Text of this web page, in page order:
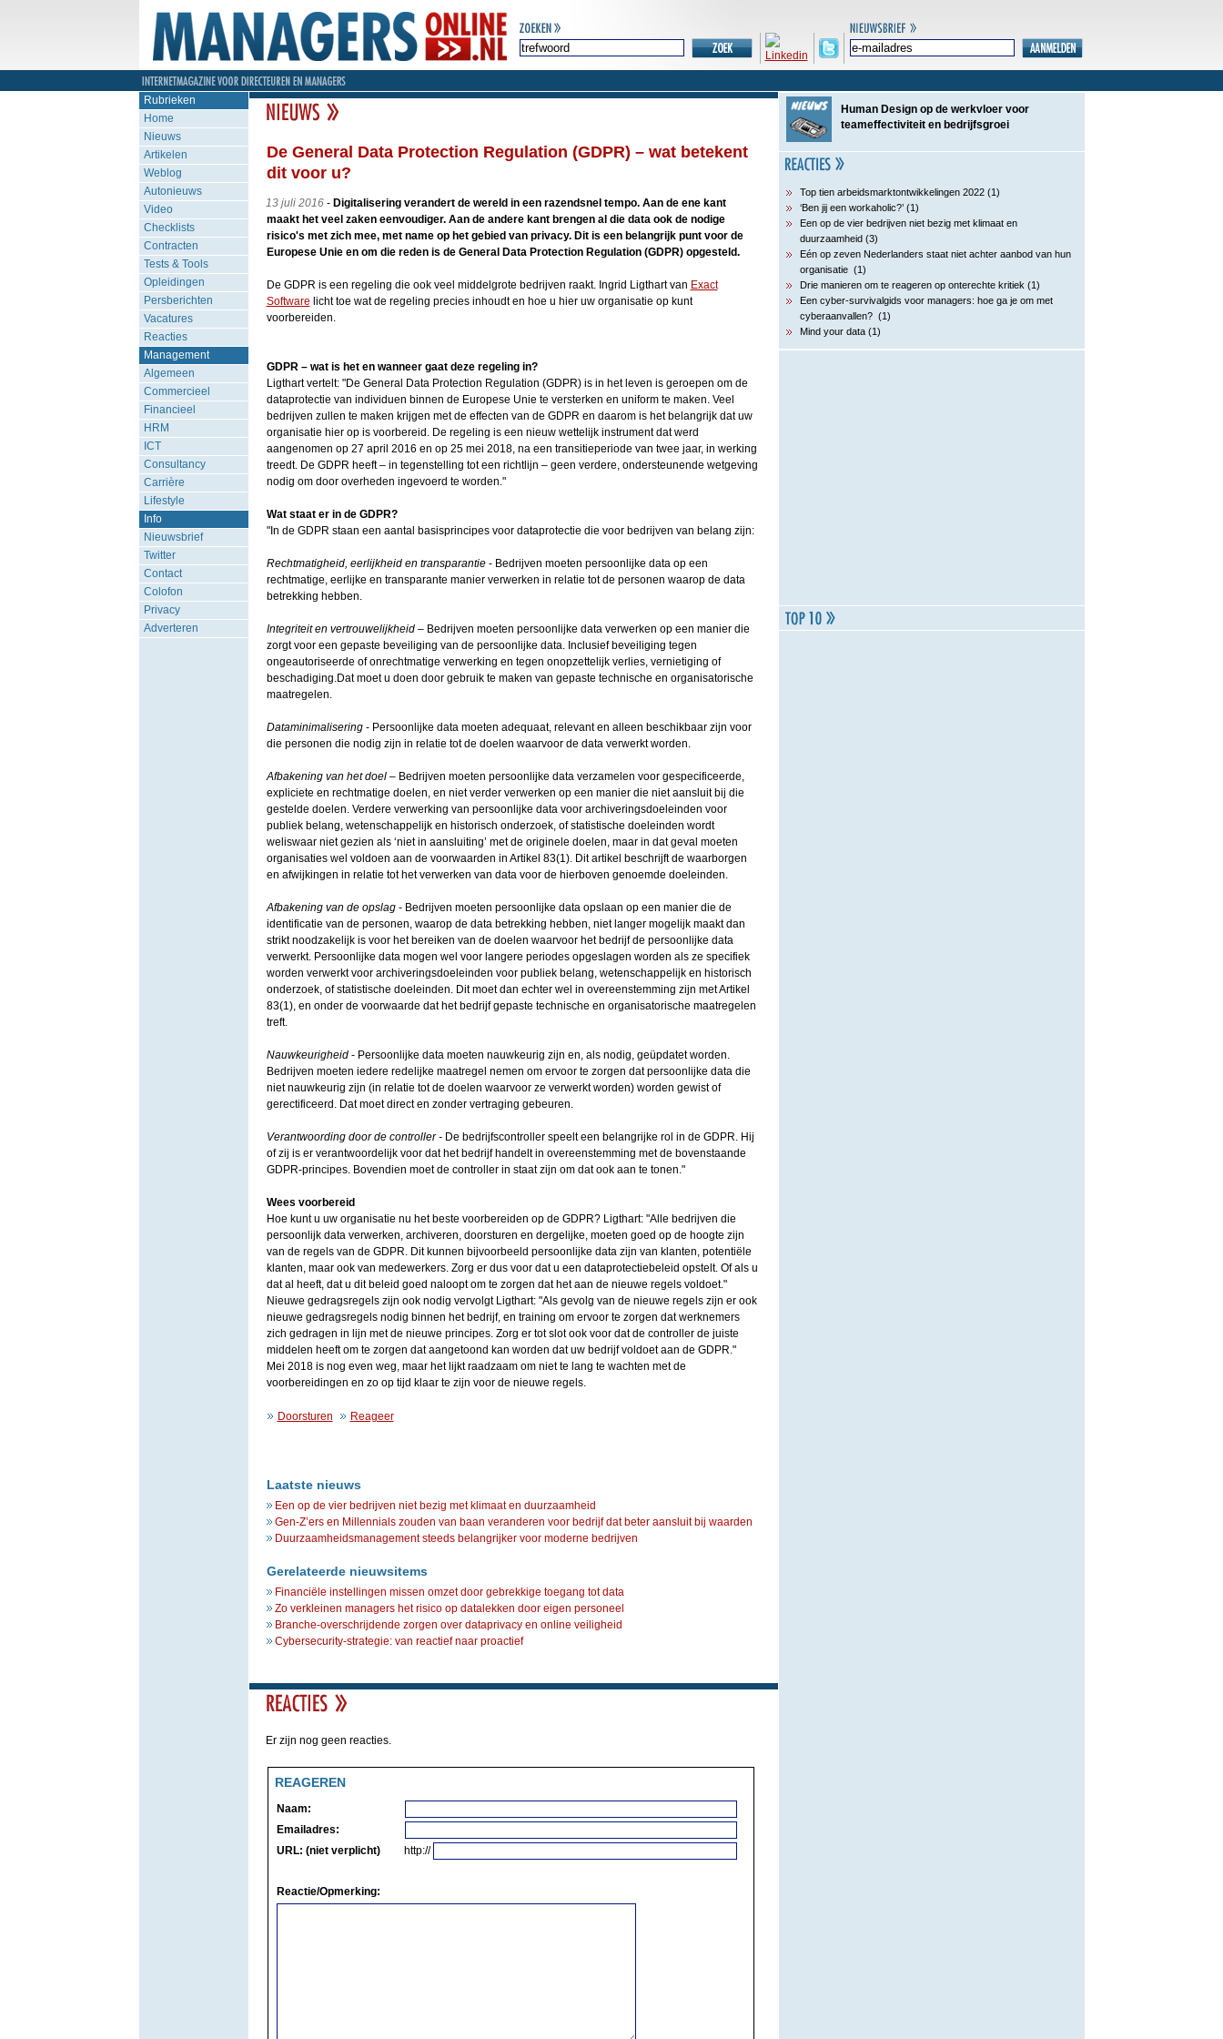
Rubrieken
Home
Nieuws
Artikelen
Weblog
Autonieuws
Video
Checklists
Contracten
Tests & Tools
Opleidingen
Persberichten
Vacatures
Reacties
Management
Algemeen
Commercieel
Financieel
HRM
ICT
Consultancy
Carrière
Lifestyle
Info
Nieuwsbrief
Twitter
Contact
Colofon
Privacy
Adverteren
De General Data Protection Regulation (GDPR) – wat betekent
dit voor u?
13 juli 2016- Digitalisering verandert de wereld in een razendsnel tempo. Aan de ene kant
maakt het veel zaken eenvoudiger. Aan de andere kant brengen al die data ook de nodige
risico's met zich mee, met name op het gebied van privacy. Dit is een belangrijk punt voor de
Europese Unie en om die reden is de General Data Protection Regulation (GDPR) opgesteld.
De GDPR is een regeling die ook veel middelgrote bedrijven raakt. Ingrid Ligthart van Exact
Software licht toe wat de regeling precies inhoudt en hoe u hier uw organisatie op kunt
voorbereiden.
GDPR – wat is het en wanneer gaat deze regeling in?
Ligthart vertelt: "De General Data Protection Regulation (GDPR) is in het leven is geroepen om de
dataprotectie van individuen binnen de Europese Unie te versterken en uniform te maken. Veel
bedrijven zullen te maken krijgen met de effecten van de GDPR en daarom is het belangrijk dat uw
organisatie hier op is voorbereid. De regeling is een nieuw wettelijk instrument dat werd
aangenomen op 27 april 2016 en op 25 mei 2018, na een transitieperiode van twee jaar, in werking
treedt. De GDPR heeft – in tegenstelling tot een richtlijn – geen verdere, ondersteunende wetgeving
nodig om door overheden ingevoerd te worden."
Wat staat er in de GDPR?
"In de GDPR staan een aantal basisprincipes voor dataprotectie die voor bedrijven van belang zijn:
Rechtmatigheid, eerlijkheid en transparantie- Bedrijven moeten persoonlijke data op een
rechtmatige, eerlijke en transparante manier verwerken in relatie tot de personen waarop de data
betrekking hebben.
Integriteit en vertrouwelijkheid– Bedrijven moeten persoonlijke data verwerken op een manier die
zorgt voor een gepaste beveiliging van de persoonlijke data. Inclusief beveiliging tegen
ongeautoriseerde of onrechtmatige verwerking en tegen onopzettelijk verlies, vernietiging of
beschadiging.Dat moet u doen door gebruik te maken van gepaste technische en organisatorische
maatregelen.
Dataminimalisering- Persoonlijke data moeten adequaat, relevant en alleen beschikbaar zijn voor
die personen die nodig zijn in relatie tot de doelen waarvoor de data verwerkt worden.
Afbakening van het doel– Bedrijven moeten persoonlijke data verzamelen voor gespecificeerde,
expliciete en rechtmatige doelen, en niet verder verwerken op een manier die niet aansluit bij die
gestelde doelen. Verdere verwerking van persoonlijke data voor archiveringsdoeleinden voor
publiek belang, wetenschappelijk en historisch onderzoek, of statistische doeleinden wordt
weliswaar niet gezien als ‘niet in aansluiting’ met de originele doelen, maar in dat geval moeten
organisaties wel voldoen aan de voorwaarden in Artikel 83(1). Dit artikel beschrijft de waarborgen
en afwijkingen in relatie tot het verwerken van data voor de hierboven genoemde doeleinden.
Afbakening van de opslag- Bedrijven moeten persoonlijke data opslaan op een manier die de
identificatie van de personen, waarop de data betrekking hebben, niet langer mogelijk maakt dan
strikt noodzakelijk is voor het bereiken van de doelen waarvoor het bedrijf de persoonlijke data
verwerkt. Persoonlijke data mogen wel voor langere periodes opgeslagen worden als ze specifiek
worden verwerkt voor archiveringsdoeleinden voor publiek belang, wetenschappelijk en historisch
onderzoek, of statistische doeleinden. Dit moet dan echter wel in overeenstemming zijn met Artikel
83(1), en onder de voorwaarde dat het bedrijf gepaste technische en organisatorische maatregelen
treft.
Nauwkeurigheid- Persoonlijke data moeten nauwkeurig zijn en, als nodig, geüpdatet worden.
Bedrijven moeten iedere redelijke maatregel nemen om ervoor te zorgen dat persoonlijke data die
niet nauwkeurig zijn (in relatie tot de doelen waarvoor ze verwerkt worden) worden gewist of
gerectificeerd. Dat moet direct en zonder vertraging gebeuren.
Verantwoording door de controller - De bedrijfscontroller speelt een belangrijke rol in de GDPR. Hij
of zij is er verantwoordelijk voor dat het bedrijf handelt in overeenstemming met de bovenstaande
GDPR-principes. Bovendien moet de controller in staat zijn om dat ook aan te tonen."
Wees voorbereid
Hoe kunt u uw organisatie nu het beste voorbereiden op de GDPR? Ligthart: "Alle bedrijven die
persoonlijk data verwerken, archiveren, doorsturen en dergelijke, moeten goed op de hoogte zijn
van de regels van de GDPR. Dit kunnen bijvoorbeeld persoonlijke data zijn van klanten, potentiële
klanten, maar ook van medewerkers. Zorg er dus voor dat u een dataprotectiebeleid opstelt. Of als u
dat al heeft, dat u dit beleid goed naloopt om te zorgen dat het aan de nieuwe regels voldoet."
Nieuwe gedragsregels zijn ook nodig vervolgt Ligthart: "Als gevolg van de nieuwe regels zijn er ook
nieuwe gedragsregels nodig binnen het bedrijf, en training om ervoor te zorgen dat werknemers
zich gedragen in lijn met de nieuwe principes. Zorg er tot slot ook voor dat de controller de juiste
middelen heeft om te zorgen dat aangetoond kan worden dat uw bedrijf voldoet aan de GDPR."
Mei 2018 is nog even weg, maar het lijkt raadzaam om niet te lang te wachten met de
voorbereidingen en zo op tijd klaar te zijn voor de nieuwe regels.
Doorsturen Reageer
Laatste nieuws
Een op de vier bedrijven niet bezig met klimaat en duurzaamheid
Gen-Z’ers en Millennials zouden van baan veranderen voor bedrijf dat beter aansluit bij waarden
Duurzaamheidsmanagement steeds belangrijker voor moderne bedrijven
Gerelateerde nieuwsitems
Financiële instellingen missen omzet door gebrekkige toegang tot data
Zo verkleinen managers het risico op datalekken door eigen personeel
Branche-overschrijdende zorgen over dataprivacy en online veiligheid
Cybersecurity-strategie: van reactief naar proactief
Er zijn nog geen reacties.
REAGEREN
Naam:
Emailadres:
URL: (niet verplicht)
http://
Reactie/Opmerking:
Human Design op de werkvloer voor
teameffectiviteit en bedrijfsgroei
Top tien arbeidsmarktontwikkelingen 2022 (1)
‘Ben jij een workaholic?’ (1)
Een op de vier bedrijven niet bezig met klimaat en
duurzaamheid (3)
Eén op zeven Nederlanders staat niet achter aanbod van hun
organisatie (1)
Drie manieren om te reageren op onterechte kritiek (1)
Een cyber-survivalgids voor managers: hoe ga je om met
cyberaanvallen? (1)
Mind your data (1)